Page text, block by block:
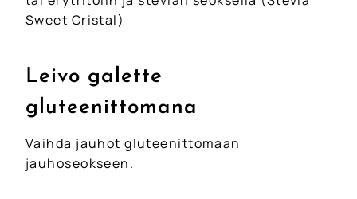
Sweet Cristal)
Leivo galette
gluteenittomana
Vaihda jauhot gluteenittomaan
jauhoseokseen.